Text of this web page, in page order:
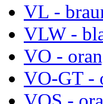
VL -
VLW -
VO -
VO-GT -